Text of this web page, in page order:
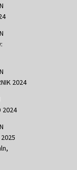
2024
2024